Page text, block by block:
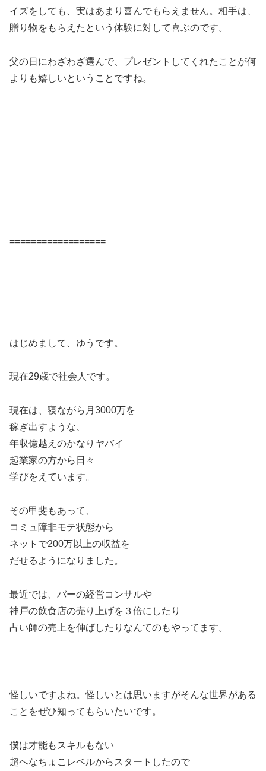
イズをしても、実はあまり喜んでもらえません。相手は、
贈り物をもらえたという体験に対して喜ぶのです。
父の日にわざわざ選んで、プレゼントしてくれたことが何
よりも嬉しいということですね。
==================
はじめまして、ゆうです。
現在29歳で社会人です。
現在は、寝ながら月3000万を
稼ぎ出すような、
年収億越えのかなりヤバイ
起業家の方から日々
学びをえています。
その甲斐もあって、
コミュ障非モテ状態から
ネットで200万以上の収益を
だせるようになりました。
最近では、バーの経営コンサルや
神戸の飲食店の売り上げを３倍にしたり
占い師の売上を伸ばしたりなんてのもやってます。
怪しいですよね。怪しいとは思いますがそんな世界がある
ことをぜひ知ってもらいたいです。
僕は才能もスキルもない
超へなちょこレベルからスタートしたので